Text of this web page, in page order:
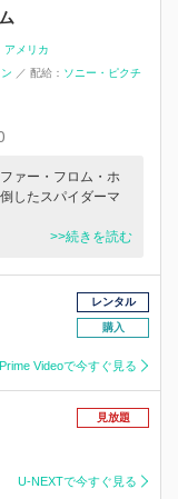
アメリカ
／ 配給： ソニー・ピクチ
ァー・フロム・ホ
したスパイダーマ
>>続きを読む
レンタル
購入
Prime Videoで今すぐ見る
見放題
U-NEXTで今すぐ見る